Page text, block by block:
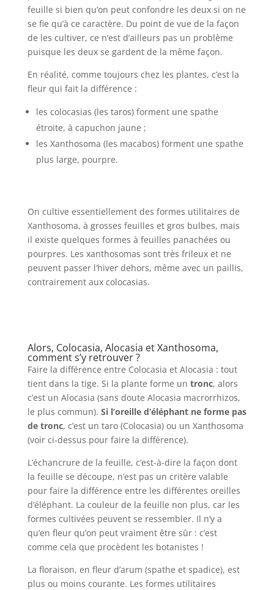
feuille si bien qu’on peut confondre les deux si on ne
se fie qu’à ce caractère. Du point de vue de la façon
de les cultiver, ce n’est d’ailleurs pas un problème
puisque les deux se gardent de la même façon.
En réalité, comme toujours chez les plantes, c’est la
fleur qui fait la différence :
les colocasias (les taros) forment une spathe
étroite, à capuchon jaune ;
les Xanthosoma (les macabos) forment une spathe
plus large, pourpre.
On cultive essentiellement des formes utilitaires de
Xanthosoma, à grosses feuilles et gros bulbes, mais
il existe quelques formes à feuilles panachées ou
pourpres. Les xanthosomas sont très frileux et ne
peuvent passer l’hiver dehors, même avec un paillis,
contrairement aux colocasias.
Alors, Colocasia, Alocasia et Xanthosoma,
comment s’y retrouver ?
Faire la différence entre Colocasia et Alocasia : tout
tient dans la tige. Si la plante forme un tronc, alors
c’est un Alocasia (sans doute Alocasia macrorrhizos,
le plus commun). Si l’oreille d’éléphant ne forme pas
de tronc, c’est un taro (Colocasia) ou un Xanthosoma
(voir ci-dessus pour faire la différence).
L’échancrure de la feuille, c’est-à-dire la façon dont
la feuille se découpe, n’est pas un critère valable
pour faire la différence entre les différentes oreilles
d’éléphant. La couleur de la feuille non plus, car les
formes cultivées peuvent se ressembler. Il n’y a
qu’en fleur qu’on peut vraiment être sûr : c’est
comme cela que procèdent les botanistes !
La floraison, en fleur d’arum (spathe et spadice), est
plus ou moins courante. Les formes utilitaires